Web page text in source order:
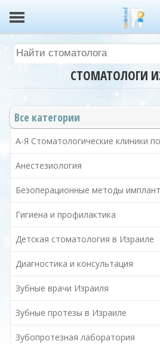
СТОМАТОЛОГИ
Все категории
А-Я Стоматологические клиники
Анестезиология
Безоперационные методы
Гигиена и профилактика
Детская стоматология в Израиле
Диагностика и консультация
Зубные врачи Израиля
Зубные протезы в Израиле
Зубопротезная лаборатория